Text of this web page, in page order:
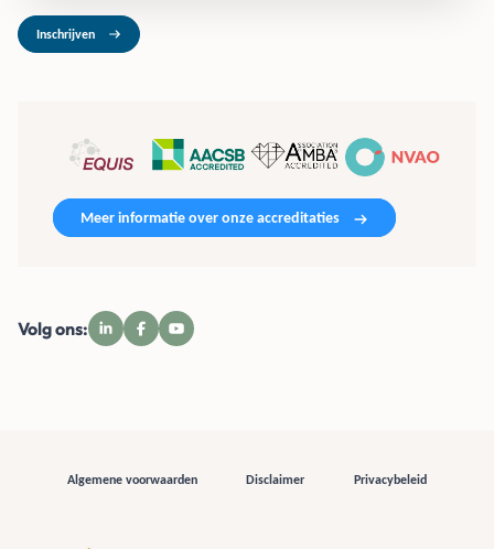
Inschrijven
Meer informatie over onze accreditaties
Volg ons:
Algemene voorwaarden Disclaimer Privacybeleid